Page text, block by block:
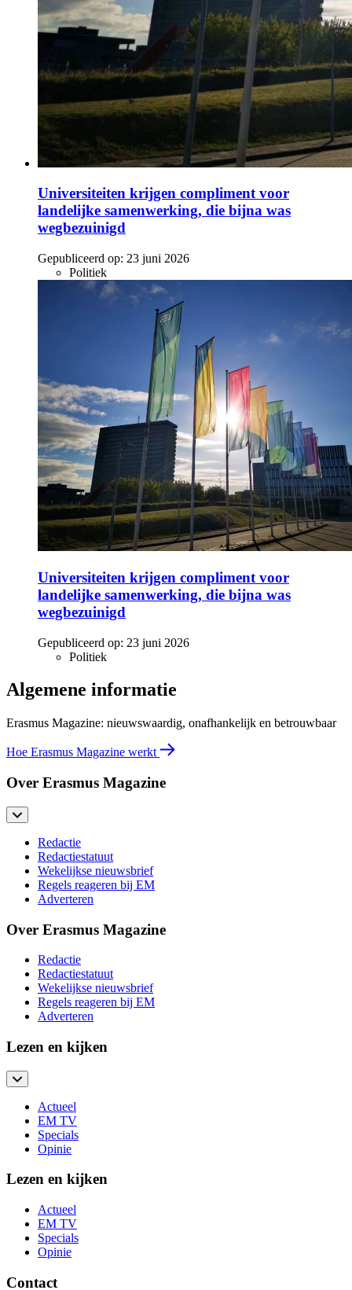
Universiteiten krijgen compliment voor
landelijke samenwerking, die bijna was
wegbezuinigd
Gepubliceerd op: 23 juni 2026
Politiek
Universiteiten krijgen compliment voor
landelijke samenwerking, die bijna was
wegbezuinigd
Gepubliceerd op: 23 juni 2026
Politiek
Algemene informatie
Erasmus Magazine: nieuwswaardig, onafhankelijk en betrouwbaar
Hoe Erasmus Magazine werkt
Over Erasmus Magazine
Redactie
Redactiestatuut
Wekelijkse nieuwsbrief
Regels reageren bij EM
Adverteren
Over Erasmus Magazine
Redactie
Redactiestatuut
Wekelijkse nieuwsbrief
Regels reageren bij EM
Adverteren
Lezen en kijken
Actueel
EM TV
Specials
Opinie
Lezen en kijken
Actueel
EM TV
Specials
Opinie
Contact